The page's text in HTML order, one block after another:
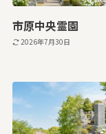
市原中央霊園
2026年7月30日